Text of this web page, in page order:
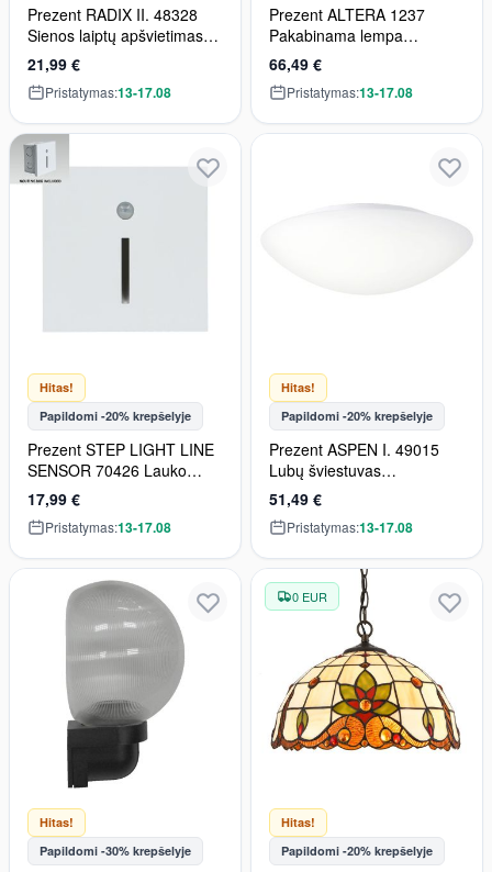
Prezent RADIX II. 48328
Sienos laiptų apšvietimas
1x1.6W/LED 80lm IP65
21,99 €
Pristatymas:13-17.08
Prezent ALTERA 1237
Pakabinama lempa
1x60W/E27 IP20
66,49 €
Pristatymas:13-17.08
Hitas!
Papildomi -20% krepšelyje
Prezent STEP LIGHT LINE
SENSOR 70426 Lauko
laiptų įmontuojama
švieslentė 1x1W/LED 20lm
IP20
17,99 €
Pristatymas:13-17.08
Hitas!
Papildomi -20% krepšelyje
Prezent ASPEN I. 49015
Lubų šviestuvas
3x60W/E27 IP44
51,49 €
Pristatymas:13-17.08
Hitas!
Papildomi -30% krepšelyje
0 EUR
Hitas!
Papildomi -20% krepšelyje